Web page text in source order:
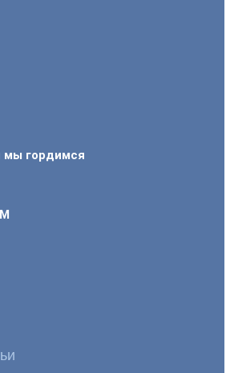
мы гордимся